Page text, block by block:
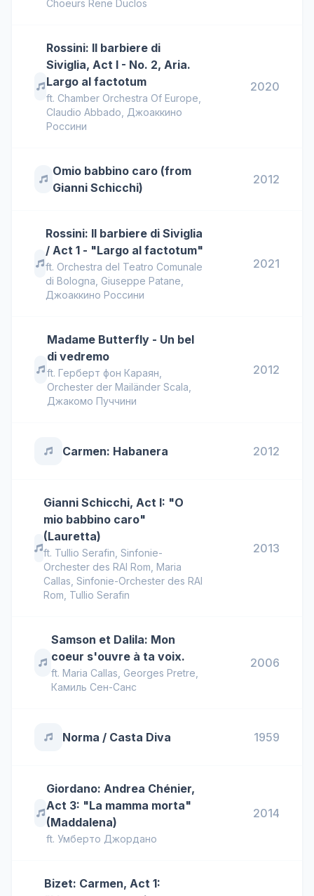
Choeurs Rene Duclos
Rossini: Il barbiere di
Siviglia, Act I - No. 2, Aria.
Largo al factotum
ft. Chamber Orchestra Of Europe
Claudio Abbado Джоаккино
Россини
2020
Omio babbino caro (from
Gianni Schicchi)
2012
Rossini: Il barbiere di Siviglia
/ Act 1 - "Largo al factotum"
ft. Orchestra del Teatro Comunale
di Bologna Giuseppe Patane
Джоаккино Россини
2021
Madame Butterfly - Un bel
di vedremo
ft. Герберт фон Караян
Orchester der Mailänder Scala
Джакомо Пуччини
2012
Carmen: Habanera 2012
Gianni Schicchi, Act I: "O
mio babbino caro"
(Lauretta)
ft. Tullio Serafin Sinfonie-
Orchester des RAI Rom Maria
Callas, Sinfonie-Orchester des RAI
Rom, Tullio Serafin
2013
Samson et Dalila: Mon
coeur s'ouvre à ta voix.
ft. Maria Callas Georges Pretre
Камиль Сен-Санс
2006
Norma / Casta Diva 1959
Giordano: Andrea Chénier,
Act 3: "La mamma morta"
(Maddalena)
ft. Умберто Джордано
2014
Bizet: Carmen, Act 1: